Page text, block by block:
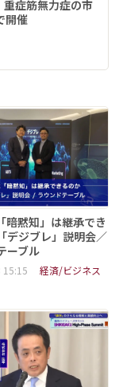
症筋無力症の市
開催
暗黙知」は継承でき
ジブレ」説明会／
ーブル
15:15 経済/ビジネス